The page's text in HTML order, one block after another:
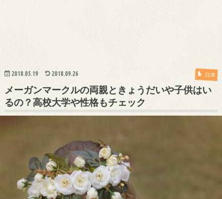
2018.05.19 2018.09.26 日本
メーガンマークルの両親ときょうだいや子供はい
るの？高校大学や性格もチェック